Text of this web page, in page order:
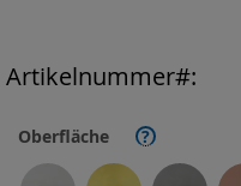
Oberfläche ?
Artikelnummer